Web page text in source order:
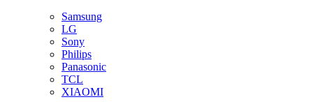
Samsung
LG
Sony
Philips
Panasonic
TCL
XIAOMI